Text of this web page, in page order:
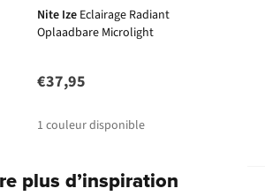
Nite Ize Eclairage Radiant
Oplaadbare Microlight
€37,95
1 couleur disponible
plus d’inspiration